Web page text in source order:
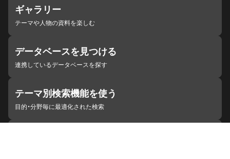
ギャラリー
テーマや人物の資料を楽しむ
データベースを見つける
連携しているデータベースを探す
テーマ別検索機能を使う
目的・分野毎に最適化された検索